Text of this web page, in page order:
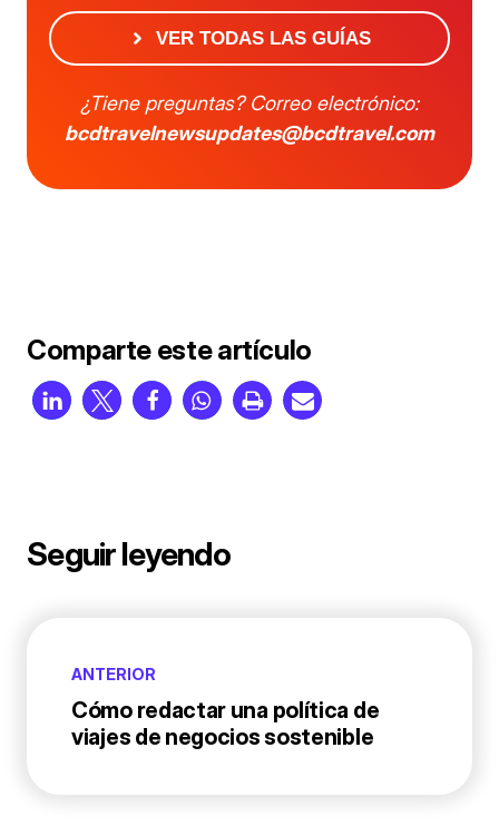
VER TODAS LAS GUÍAS
¿Tiene preguntas? Correo electrónico:
bcdtravelnewsupdates@bcdtravel.com
Comparte este artículo
Seguir leyendo
ANTERIOR
Cómo redactar una política de
viajes de negocios sostenible